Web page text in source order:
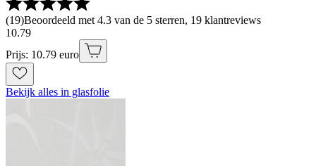
(19)Beoordeeld met 4.3 van de 5 sterren, 19 klantreviews
10.79
Prijs: 10.79 euro
Bekijk alles in glasfolie